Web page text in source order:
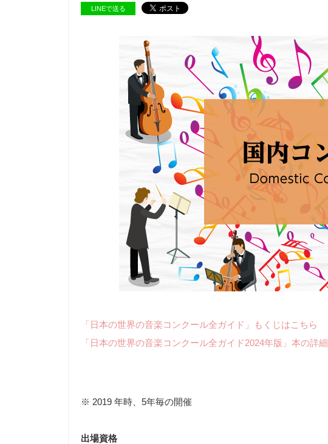
LINEで送る
「日本の世界の音楽コンクール全ガイド」もくじはこちら
「日本の世界の音楽コンクール全ガイド2024年版」本の詳
※ 2019 年時、5年毎の開催
出場資格